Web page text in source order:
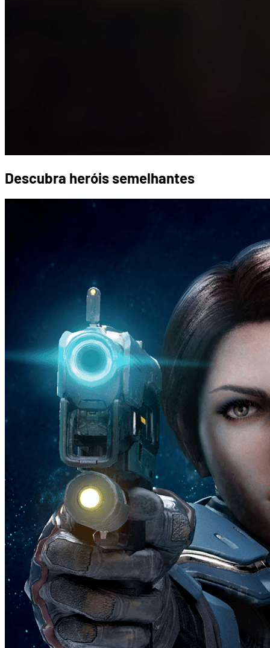
Descubra heróis semelhantes